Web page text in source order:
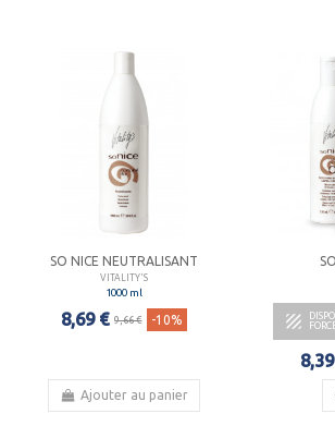
SO NICE NEUTRALISANT
VITALITY'S
1000 ml
8,69 € 9,66 € -10%
Ajouter au panier
